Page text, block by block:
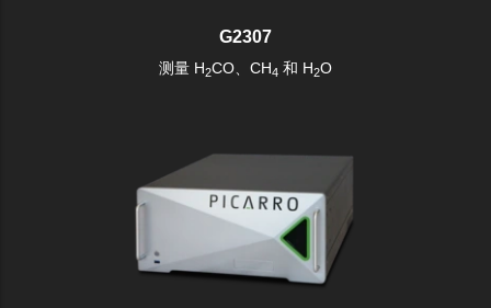
G2307
测量 H2CO、CH4 和 H2O